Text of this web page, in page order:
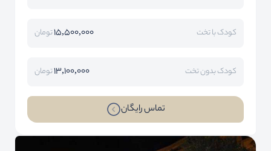
کودک با تخت 15,500,000تومان
کودک بدون تخت 13,100,000تومان
تماس رایگان